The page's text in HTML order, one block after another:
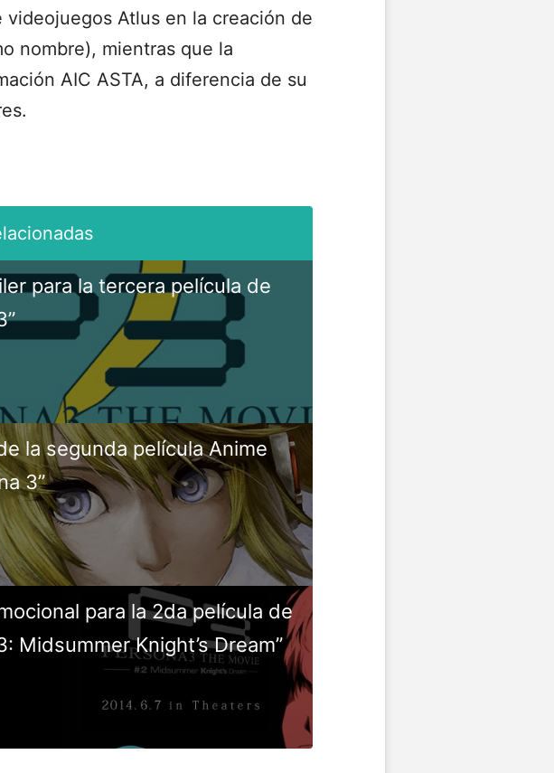
Atlus en la creación de
nombre), mientras que la
AIC ASTA, a diferencia de su
para la tercera película de
la segunda película Anime
3”
para la 2da película de
Midsummer Knight’s Dream”